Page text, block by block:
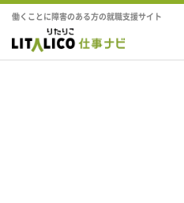
働くことに障害のある方の就職支援サイト